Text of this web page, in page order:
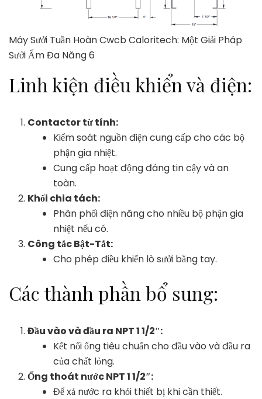
Máy Sưởi Tuần Hoàn Cwcb Caloritech: Một Giải Pháp
Sưởi Ấm Đa Năng 6
Linh kiện điều khiển và điện:
Contactor từ tính:
Kiểm soát nguồn điện cung cấp cho các bộ
phận gia nhiệt.
Cung cấp hoạt động đáng tin cậy và an
toàn.
Khối chia tách:
Phân phối điện năng cho nhiều bộ phận gia
nhiệt nếu có.
Công tắc Bật-Tắt:
Cho phép điều khiển lò sưởi bằng tay.
Các thành phần bổ sung:
Đầu vào và đầu ra NPT 1 1/2″:
Kết nối ống tiêu chuẩn cho đầu vào và đầu ra
của chất lỏng.
Ống thoát nước NPT 1 1/2″:
Để xả nước ra khỏi thiết bị khi cần thiết.